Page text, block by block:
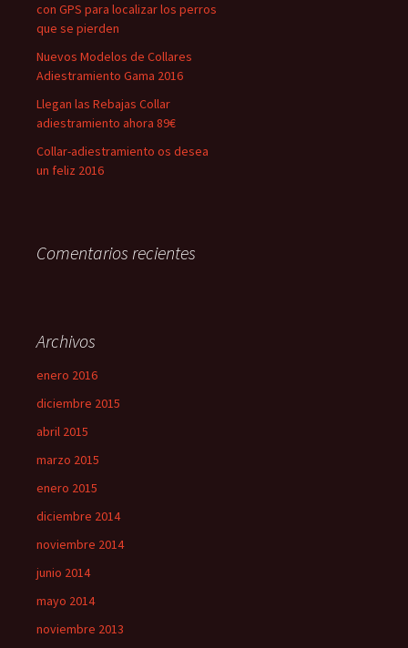
con GPS para localizar los perros
que se pierden
Nuevos Modelos de Collares
Adiestramiento Gama 2016
Llegan las Rebajas Collar
adiestramiento ahora 89€
Collar-adiestramiento os desea
un feliz 2016
Comentarios recientes
Archivos
enero 2016
diciembre 2015
abril 2015
marzo 2015
enero 2015
diciembre 2014
noviembre 2014
junio 2014
mayo 2014
noviembre 2013